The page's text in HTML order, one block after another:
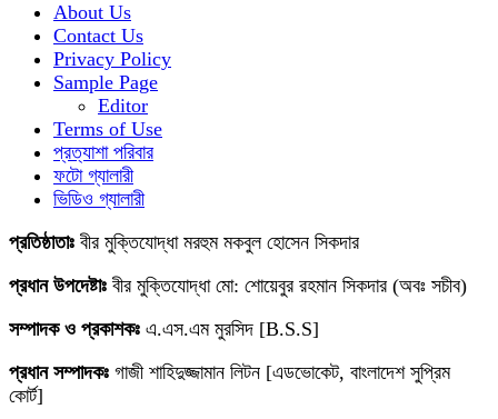
About Us
Contact Us
Privacy Policy
Sample Page
Editor
Terms of Use
প্রত্যাশা পরিবার
ফটো গ্যালারী
ভিডিও গ্যালারী
প্রতিষ্ঠাতাঃ বীর মুক্তিযোদ্ধা মরহুম মকবুল হোসেন সিকদার
প্রধান উপদেষ্টাঃ বীর মুক্তিযোদ্ধা মো: শোয়েবুর রহমান সিকদার (অবঃ সচীব)
সম্পাদক ও প্রকাশকঃ এ.এস.এম মুরসিদ [B.S.S]
প্রধান সম্পাদকঃ গাজী শাহিদুজ্জামান লিটন [এডভোকেট, বাংলাদেশ সুপ্রিম
কোর্ট]